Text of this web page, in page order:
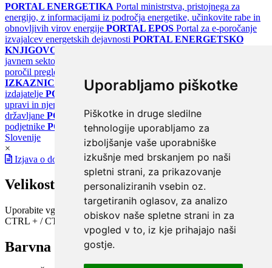
Uporabljamo piškotke
Piškotke in druge sledilne
tehnologije uporabljamo za
izboljšanje vaše uporabniške
izkušnje med brskanjem po naši
spletni strani, za prikazovanje
personaliziranih vsebin oz.
targetiranih oglasov, za analizo
obiskov naše spletne strani in za
vpogled v to, iz kje prihajajo naši
gostje.
PORTAL ENERGETIKA Portal ministrstva, pristojnega za
energijo, z informacijami iz področja energetike, učinkovite rabe in
obnovljivih virov energije PORTAL EPOS Portal za e-poročanje
izvajalcev energetskih dejavnosti PORTAL ENERGETSKO
KNJIGOVODSTVO
javnem sektorju
poročil pregledov klimatskih sistemov
IZKAZNICE
Register energetskih izkaznic - za izdelovalce in
izdajatelje PORTAL GOV.SI Osrednje spletno mesto o državni
upravi in njenih storitvah
državljane PORTAL SPOT Državni portal za podjetja in
podjetnike PORTAL OPSI Državni portal odprtih podatkov
Slovenije
×
Izjava o dostopnosti
Velikost pisave
Uporabite vgrajeno funkcijo brskalnika
CTRL + / CTRL -
Barvna shema